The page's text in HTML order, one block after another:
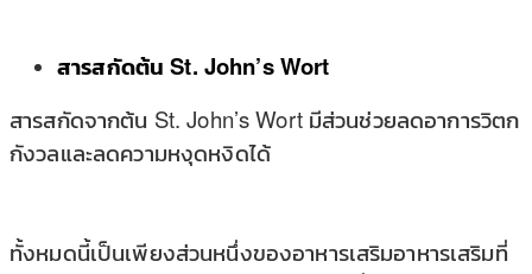
สารสกัดต้น St. John’s Wort
สารสกัดจากต้น St. John’s Wort มีส่วนช่วยลดอาการวิตก
กังวลและลดความหงุดหงิดได้
ทั้งหมดนี้เป็นเพียงส่วนหนึ่งของอาหารเสริมอาหารเสริมที่